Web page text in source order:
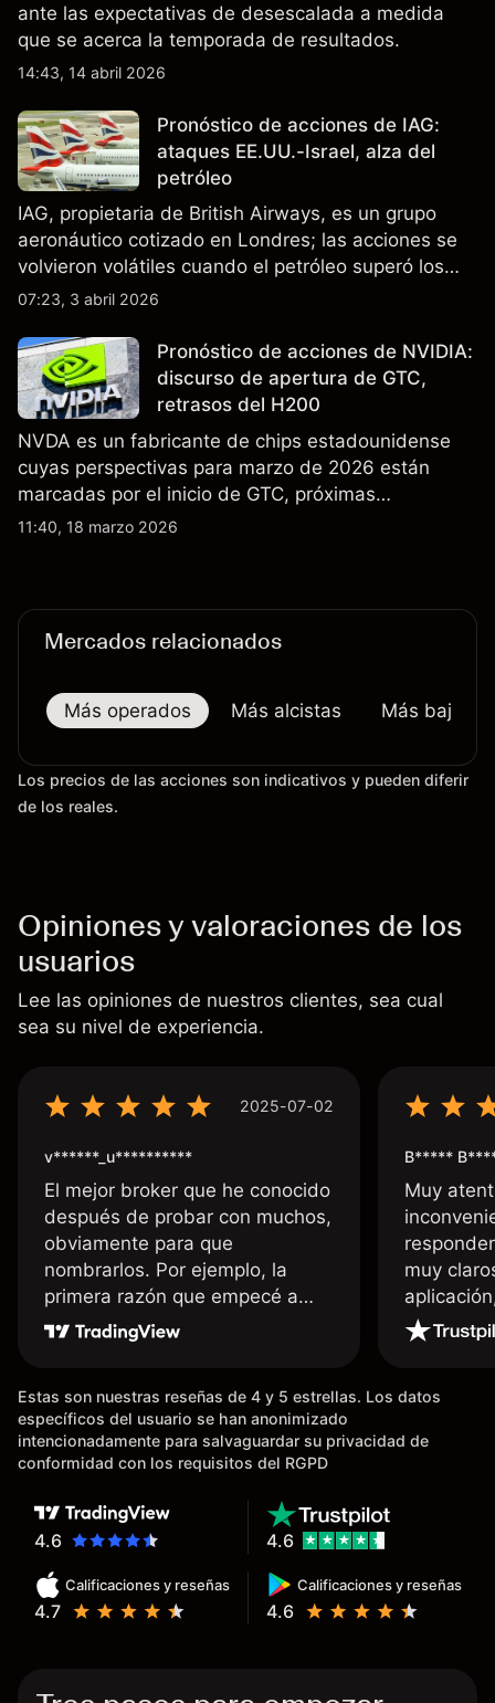
ante las expectativas de desescalada a medida
que se acerca la temporada de resultados.
14:43, 14 abril 2026
Pronóstico de acciones de IAG:
ataques EE.UU.-Israel, alza del
petróleo
IAG, propietaria de British Airways, es un grupo
aeronáutico cotizado en Londres; las acciones se
volvieron volátiles cuando el petróleo superó los
$105 y los cierres del espacio aéreo de Oriente
no es un indicador fiable de resultados futuros..
07:23, 3 abril 2026
Pronóstico de acciones de NVIDIA:
discurso de apertura de GTC,
retrasos del H200
NVDA es un fabricante de chips estadounidense
cuyas perspectivas para marzo de 2026 están
marcadas por el inicio de GTC, próximas
actualizaciones de productos y la incertidumbre
11:40, 18 marzo 2026
Mercados relacionados
Más operados Más alcistas Más bajistas
Los precios de las acciones son indicativos y pueden diferir
de los reales.
Opiniones y valoraciones de los
usuarios
Lee las opiniones de nuestros clientes, sea cual
sea su nivel de experiencia.
2025-07-02
v******_u**********
El mejor broker que he conocido
después de probar con muchos,
obviamente para que
nombrarlos. Por ejemplo, la
primera razón que empecé a
usar Capital fue la llegada de mi
dinero de inmediato a mi cuenta
existentes en el mercado que
tardan días o tienen mucha
burocracia; y la segunda razón,
hecho de operar en un mercado
determinado, debido a los
spread y al volumen existente.
Mientras más activo seas, más
dinero te reembolsa. Muchas
B*****
Muy
muy
Estas son nuestras reseñas de 4 y 5 estrellas. Los datos
específicos del usuario se han anonimizado
intencionadamente para salvaguardar su privacidad de
conformidad con los requisitos del RGPD
4.6
Calificaciones y reseñas
4.7
Calificaciones y reseñas
4.6
4.6